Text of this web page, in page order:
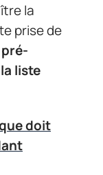
la
prise de
pré-
liste
doit